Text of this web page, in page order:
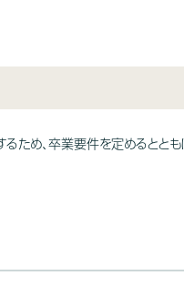
め、卒業要件を定めるとと